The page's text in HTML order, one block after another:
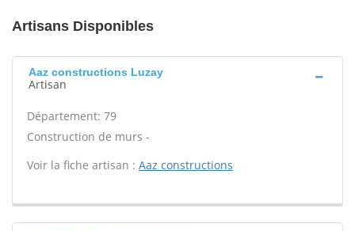
Artisans Disponibles
Aaz constructions Luzay
Artisan
Département: 79
Construction de murs -
Voir la fiche artisan : Aaz constructions